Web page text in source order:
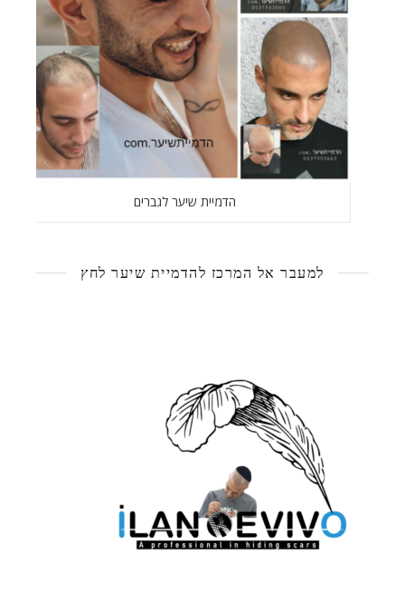
הדמיית שיער לגברים
למעבר אל המרכז להדמיית שיער לחץ